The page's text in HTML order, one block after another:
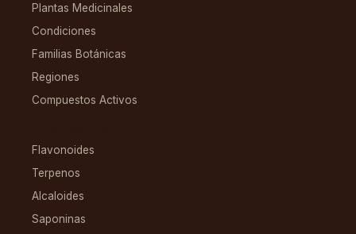
Plantas Medicinales
Condiciones
Familias Botánicas
Regiones
Compuestos Activos
Flavonoides
Terpenos
Alcaloides
Saponinas